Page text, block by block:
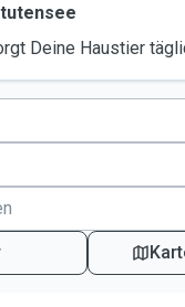
Deine Haustier